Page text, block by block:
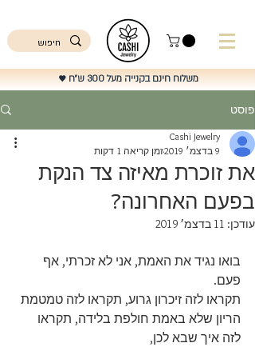
♥️ משלוח חינם בקנייה מעל 300 ש"ח
פוסט
את זוכרת מאיזה צד הנקת
בפעם האחרונה?
Cashi Jewelry
9 בדצמ׳ 2019
זמן קריאה 1 דקות
עודכן: 11 בדצמ׳ 2019
בואו נגיד את האמת, אני לא זכרתי, אף
פעם.
תקראו לזה זיכרון גרוע, תקראו לזה טמטמת
הריון שלא באמת חולפת בלידה, תקראו
לזה איך שבא לכן,